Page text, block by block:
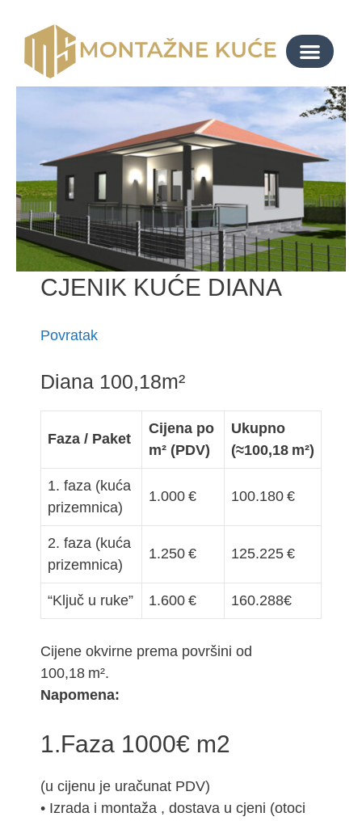
CJENIK KUĆE DIANA
Povratak
Diana 100,18m²
Faza / Paket
Cijena po
m² (PDV)
Ukupno
(≈100,18 m²)
1. faza (kuća
prizemnica)
1.000 € 100.180 €
2. faza (kuća
prizemnica)
1.250 € 125.225 €
“Ključ u ruke” 1.600 € 160.288€
Cijene okvirne prema površini od
100,18 m².
Napomena:
1.Faza 1000€ m2
(u cijenu je uračunat PDV)
• Izrada i montaža , dostava u cjeni (otoci